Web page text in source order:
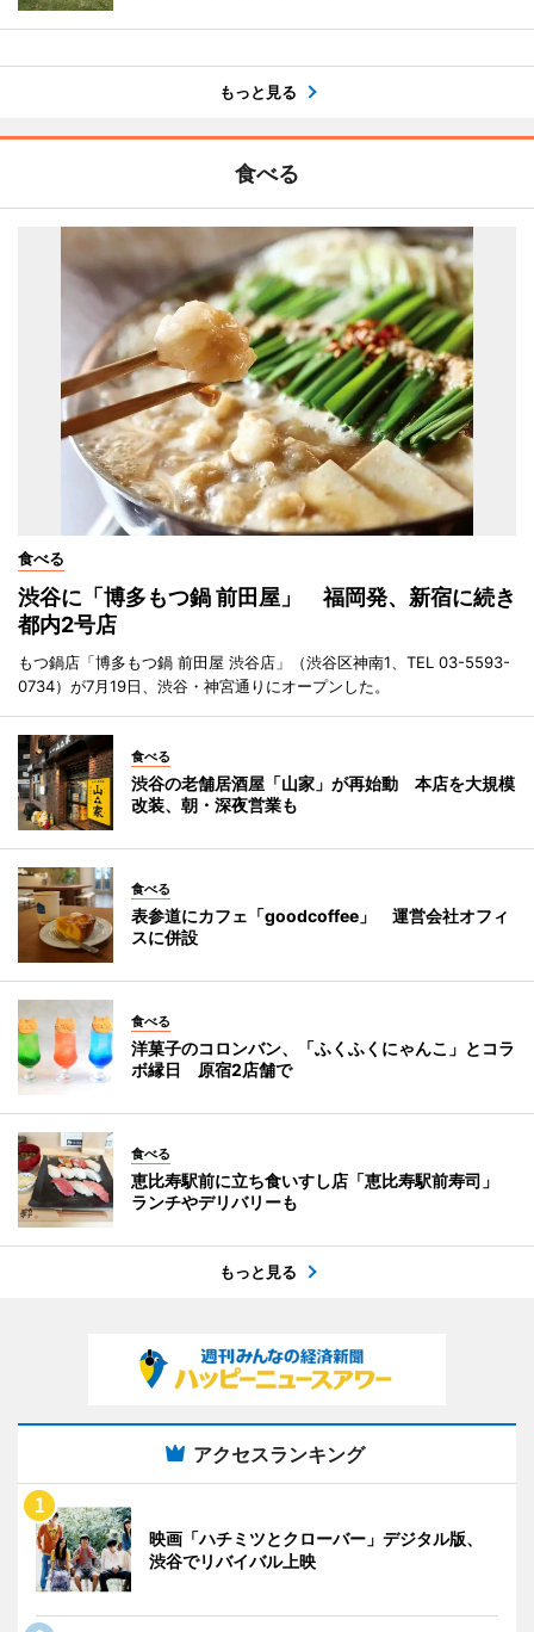
もっと見る
食べる
食べる
渋谷に「博多もつ鍋 前田屋」 福岡発、新宿に続き
都内2号店
もつ鍋店「博多もつ鍋 前田屋 渋谷店」（渋谷区神南1、TEL 03-5593-
0734）が7月19日、渋谷・神宮通りにオープンした。
食べる
渋谷の老舗居酒屋「山家」が再始動 本店を大規模
改装、朝・深夜営業も
食べる
表参道にカフェ「goodcoffee」 運営会社オフィ
スに併設
食べる
洋菓子のコロンバン、「ふくふくにゃんこ」とコラ
ボ縁日 原宿2店舗で
食べる
恵比寿駅前に立ち食いすし店「恵比寿駅前寿司」
ランチやデリバリーも
もっと見る
アクセスランキング
映画「ハチミツとクローバー」デジタル版、
渋谷でリバイバル上映